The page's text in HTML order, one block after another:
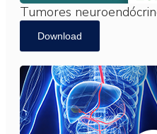
Tumores
Download